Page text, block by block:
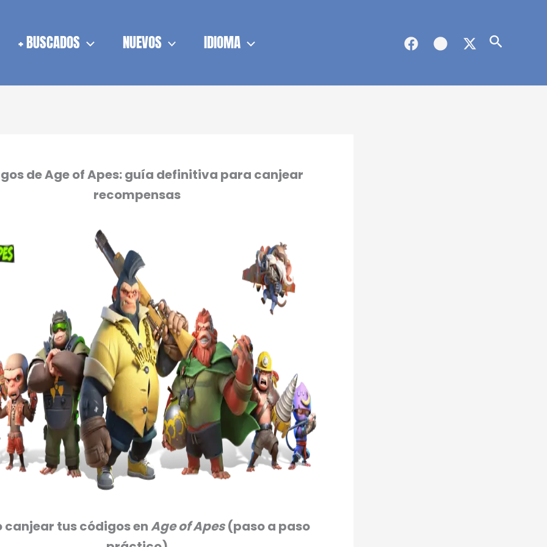
+ BUSCADOS NUEVOS IDIOMA Buscar
de Age of Apes: guía definitiva para canjear
recompensas
canjear tus códigos enAge of Apes(paso a paso